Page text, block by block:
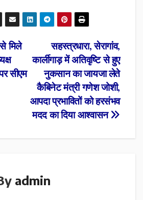
सहस्त्रधारा, सेरागांव,
कार्लीगाड़ में अतिवृष्टि से हुए
नुकसान का जायजा लेते
कैबिनेट मंत्री गणेश जोशी,
आपदा प्रभावितों को हरसंभव
मदद का दिया आश्वासन
मिले
सीएम
admin